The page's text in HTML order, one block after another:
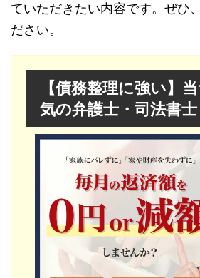
ていただきたい内容です。ぜひ
ださい。
【債務整理に強い】
気の弁護士・司法書士